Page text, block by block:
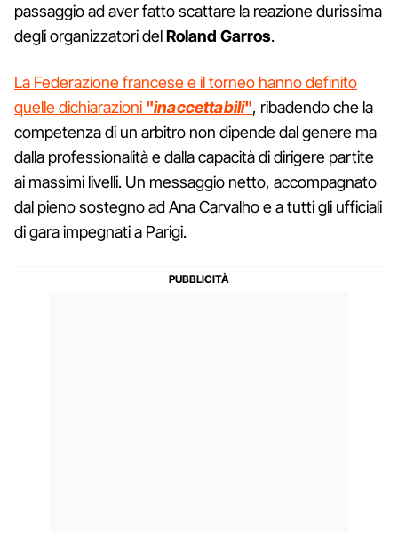
passaggio ad aver fatto scattare la reazione durissima
degli organizzatori delRoland Garros.
La Federazione francese e il torneo hanno definito
quelle dichiarazioni "inaccettabili", ribadendo che la
competenza di un arbitro non dipende dal genere ma
dalla professionalità e dalla capacità di dirigere partite
ai massimi livelli. Un messaggio netto, accompagnato
dal pieno sostegno ad Ana Carvalho e a tutti gli ufficiali
di gara impegnati a Parigi.